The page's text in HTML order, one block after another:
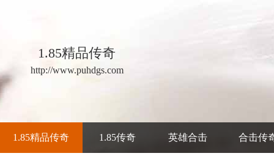
1.85精品传奇
http://www.puhdgs.com
1.85精品传奇 1.85传奇 英雄合击 合击传